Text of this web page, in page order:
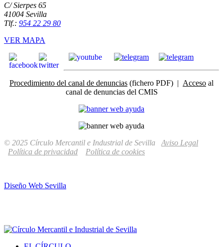
C/ Sierpes 65
41004 Sevilla
Tlf.: 954 22 29 80
VER MAPA
Procedimiento del canal de denuncias (fichero PDF) | Acceso al
canal de denuncias del CMIS
© 2025 Círculo Mercantil e Industrial de Sevilla Aviso Legal
Política de privacidad
Política de cookies
Diseño Web Sevilla